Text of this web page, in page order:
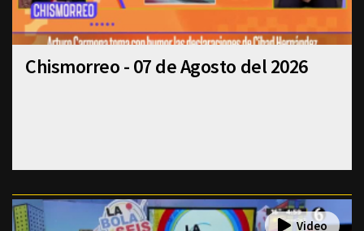
Chismorreo - 07 de Agosto del 2026